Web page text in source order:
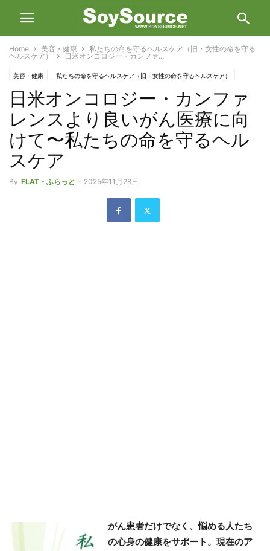
Home 美容・健康
私たちの命を守るヘルスケア（旧・女性の命を守る
ヘルスケア）
日米オンコロジー・カンファ...
美容・健康 私たちの命を守るヘルスケア（旧・女性の命を守るヘルスケア）
日米オンコロジー・カンファ
レンスより良いがん医療に向
けて〜私たちの命を守るヘル
スケア
By FLAT・ふらっと - 2025年11月28日
がん患者だけでなく、悩める人たち
の心身の健康をサポート。現在のア